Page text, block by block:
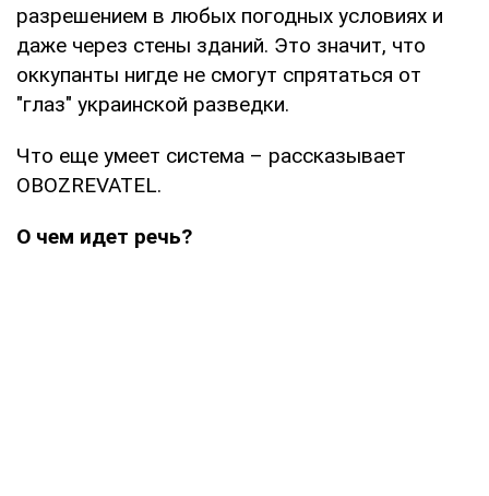
разрешением в любых погодных условиях и
даже через стены зданий. Это значит, что
оккупанты нигде не смогут спрятаться от
"глаз" украинской разведки.
Что еще умеет система – рассказывает
OBOZREVATEL.
О чем идет речь?